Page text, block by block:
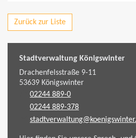
Zurück zur Liste
Stadtverwaltung Königswinter
Drachenfelsstraße 9-11
53639Königswinter
02244 889-0
02244 889-378